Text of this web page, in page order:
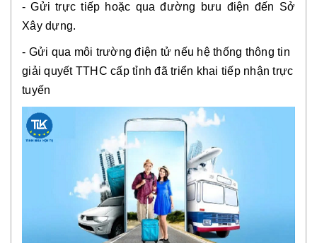
- Gửi trực tiếp hoặc qua đường bưu điện đến Sở
Xây dựng.
- Gửi qua môi trường điện tử nếu hệ thống thông tin
giải quyết TTHC cấp tỉnh đã triển khai tiếp nhận trực
tuyến